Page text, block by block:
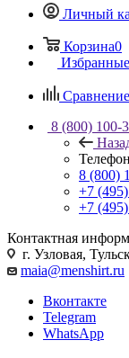
Личный
Корзина0
8 (800) 100-
8 (800)
+7
+7
Контактная
г. Узловая,
maia@menshirt.ru
Вконтакте
Telegram
WhatsApp